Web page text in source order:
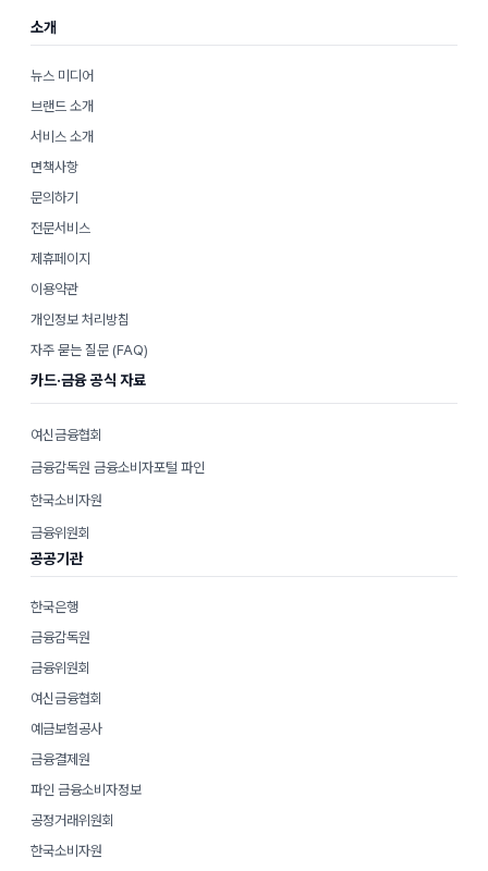
소개
뉴스 미디어
브랜드 소개
서비스 소개
면책사항
문의하기
전문서비스
제휴페이지
이용약관
개인정보 처리방침
자주 묻는 질문 (FAQ)
카드·금융 공식 자료
여신금융협회
금융감독원 금융소비자포털 파인
한국소비자원
금융위원회
공공기관
한국은행
금융감독원
금융위원회
여신금융협회
예금보험공사
금융결제원
파인 금융소비자정보
공정거래위원회
한국소비자원